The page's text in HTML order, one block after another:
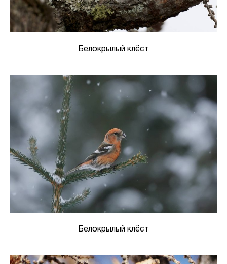
Белокрылый клёст
Белокрылый клёст